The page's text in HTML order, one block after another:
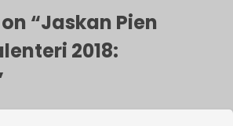
“Jaskan Pien
2018: